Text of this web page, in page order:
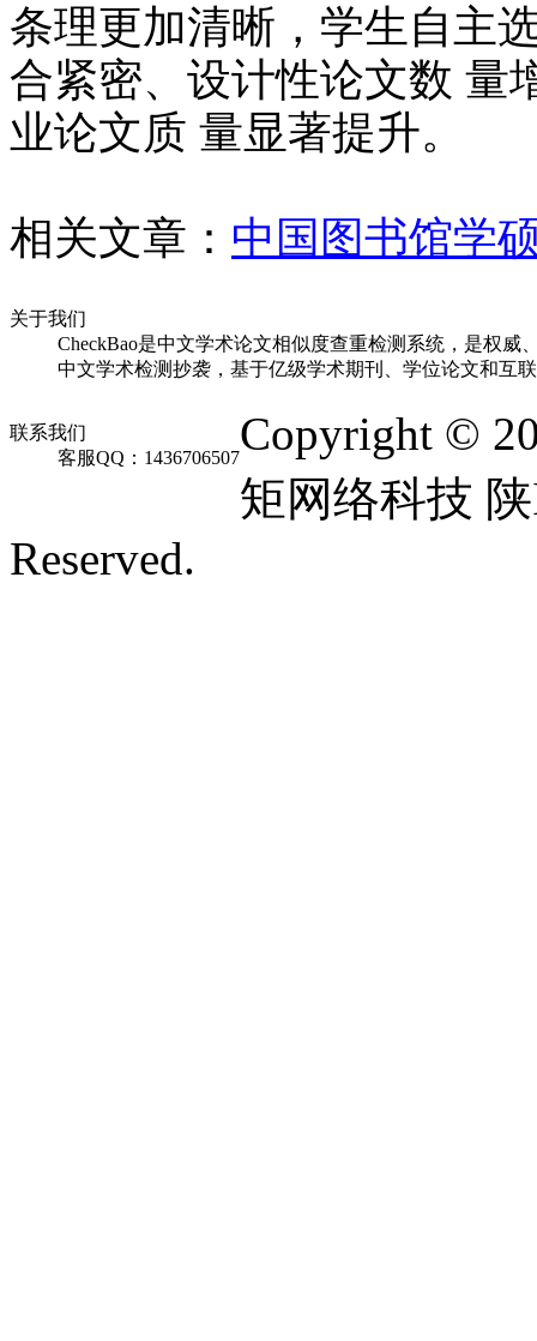
条理更加清晰，学生自主
合紧密、设计性论文数 量
业论文质 量显著提升。
相关文章： 中国图书馆学
关于我们
CheckBao是中文学术论文相似度查重检测系统，是权
中文学术检测抄袭，基于亿级学术期刊、学位论文和互
联系我们
客服QQ：1436706507Copyright ©
矩网络科技
Reserved.